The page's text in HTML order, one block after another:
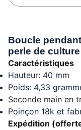
Boucle
perle de culture
Caractéristiques
Hauteur: 40 mm
Poids: 4,33
Seconde main en
Poinçon 18k et
Expédition